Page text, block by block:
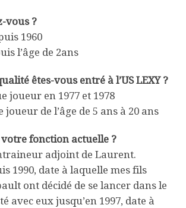
vous ?
1960
l’âge de 2ans
êtes-vous entré à l’US LEXY ?
joueur en 1977 et 1978
joueur de l’âge de 5 ans à 20 ans
votre fonction actuelle ?
adjoint de Laurent.
1990, date à laquelle mes fils
ont décidé de se lancer dans le
avec eux jusqu’en 1997, date à